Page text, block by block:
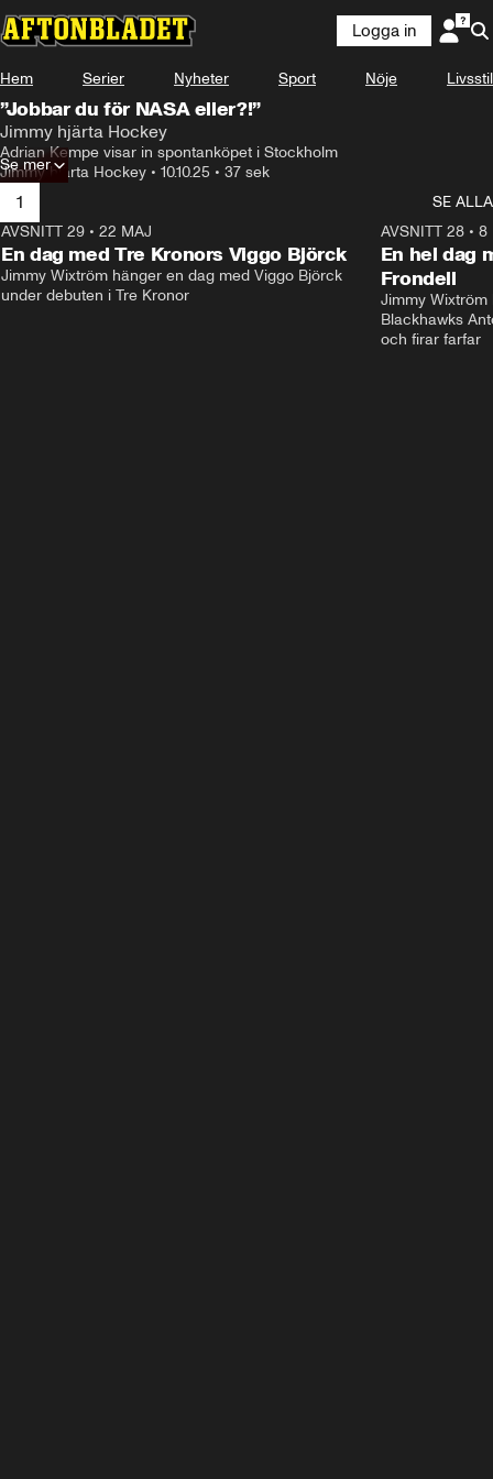
Logga in
Hem Serier Nyheter Sport Nöje Livsstil
”Jobbar du för NASA eller?!”
Jimmy hjärta Hockey
Adrian Kempe visar in spontanköpet i Stockholm
Jimmy hjärta Hockey • 10.10.25 • 37 sek
Se mer
1
SE ALLA
AVSNITT 29 • 22 MAJ
En dag med Tre Kronors Viggo Björck
Jimmy Wixtröm hänger en dag med Viggo Björck
under debuten i Tre Kronor
Plus
AVSNITT 28• 8
En hel dag
Frondell
Jimmy
Blackhawks
och firar farfar